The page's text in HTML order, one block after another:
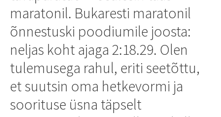
maratonil. Bukaresti maratonil
õnnestuski poodiumile joosta:
neljas koht ajaga 2:18.29. Olen
tulemusega rahul, eriti seetõttu,
et suutsin oma hetkevormi ja
soorituse üsna täpselt